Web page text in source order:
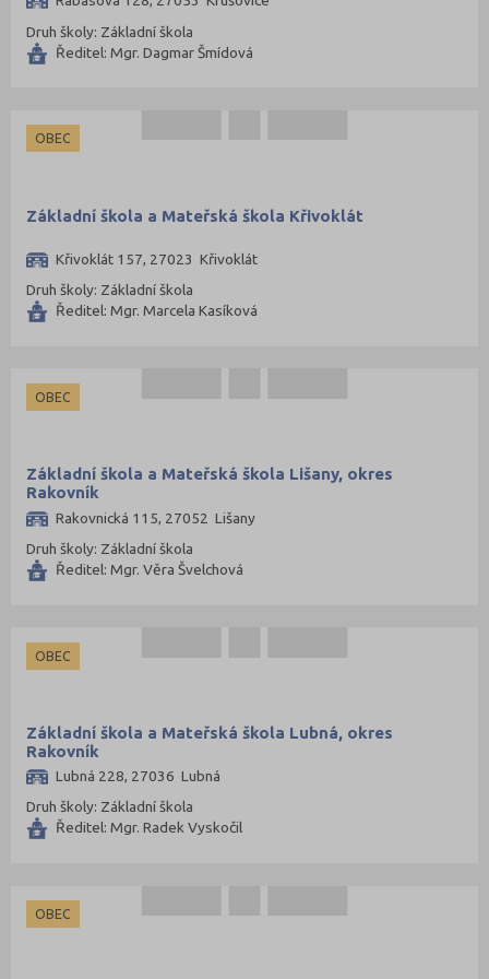
Druh školy: Základní škola
Ředitel: Mgr. Dagmar Šmídová
OBEC
Základní škola a Mateřská škola Křivoklát
Křivoklát 157, 27023 Křivoklát
Druh školy: Základní škola
Ředitel: Mgr. Marcela Kasíková
OBEC
Základní škola a Mateřská škola Lišany, okres
Rakovník
Rakovnická 115, 27052 Lišany
Druh školy: Základní škola
Ředitel: Mgr. Věra Švelchová
OBEC
Základní škola a Mateřská škola Lubná, okres
Rakovník
Lubná 228, 27036 Lubná
Druh školy: Základní škola
Ředitel: Mgr. Radek Vyskočil
OBEC